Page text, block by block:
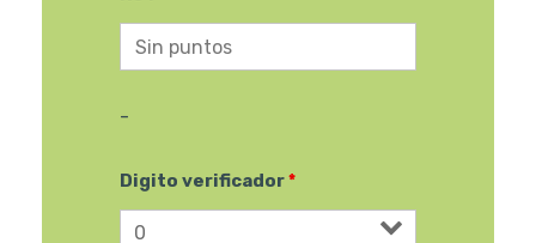
-
Digito verificador*